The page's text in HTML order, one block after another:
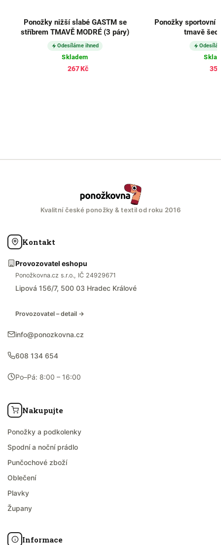
Ponožky nižší slabé GASTM se
stříbrem TMAVĚ MODRÉ (3 páry)
Odesíláme ihned
Skladem
267 Kč
Ponožky sportovní
tmavě
Kvalitní české ponožky & textil od roku 2016
Kontakt
Provozovatel eshopu
Ponožkovna.cz s.r.o., IČ 24929671
Lipová 156/7, 500 03 Hradec Králové
Provozovatel – detail →
info@ponozkovna.cz
608 134 654
Po–Pá: 8:00 – 16:00
Nakupujte
Ponožky a podkolenky
Spodní a noční prádlo
Punčochové zboží
Oblečení
Plavky
Župany
Informace